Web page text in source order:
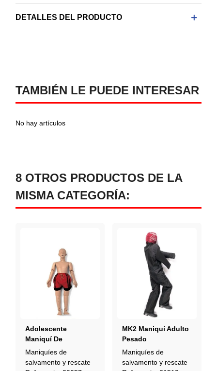
DETALLES DEL PRODUCTO
TAMBIÉN LE PUEDE INTERESAR
No hay artículos
8 OTROS PRODUCTOS DE LA
MISMA CATEGORÍA:
Adolescente
Maniquí De
Salvamento Acuático
Maniquíes de
salvamento y rescate
MK2 Maniquí Adulto
Pesado
Maniquíes de
salvamento y rescate